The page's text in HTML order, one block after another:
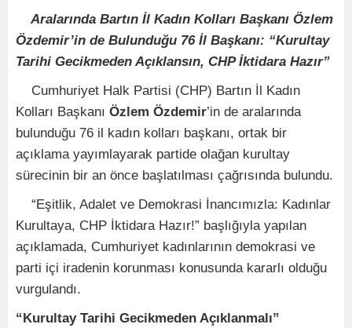
Aralarında Bartın İl Kadın Kolları Başkanı Özlem
Özdemir’in de Bulunduğu 76 İl Başkanı: “Kurultay
Tarihi Gecikmeden Açıklansın, CHP İktidara Hazır”
Cumhuriyet Halk Partisi (CHP) Bartın İl Kadın
Kolları Başkanı Özlem Özdemir’in de aralarında
bulunduğu 76 il kadın kolları başkanı, ortak bir
açıklama yayımlayarak partide olağan kurultay
sürecinin bir an önce başlatılması çağrısında bulundu.
“Eşitlik, Adalet ve Demokrasi İnancımızla: Kadınlar
Kurultaya, CHP İktidara Hazır!” başlığıyla yapılan
açıklamada, Cumhuriyet kadınlarının demokrasi ve
parti içi iradenin korunması konusunda kararlı olduğu
vurgulandı.
“Kurultay Tarihi Gecikmeden Açıklanmalı”